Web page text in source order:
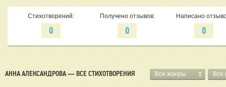
Стихотворений:
0
Получено отзывов:
0
Написано
0
АННА АЛЕКСАНДРОВА — ВСЕ СТИХОТВОРЕНИЯ Все жанры Все